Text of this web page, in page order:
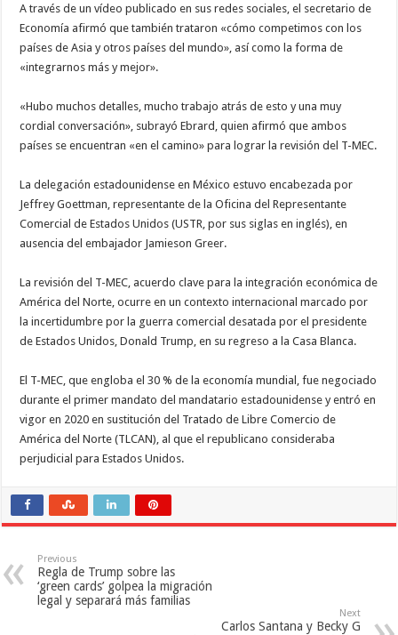
A través de un vídeo publicado en sus redes sociales, el secretario de
Economía afirmó que también trataron «cómo competimos con los
países de Asia y otros países del mundo», así como la forma de
«integrarnos más y mejor».
«Hubo muchos detalles, mucho trabajo atrás de esto y una muy
cordial conversación», subrayó Ebrard, quien afirmó que ambos
países se encuentran «en el camino» para lograr la revisión del T-MEC.
La delegación estadounidense en México estuvo encabezada por
Jeffrey Goettman, representante de la Oficina del Representante
Comercial de Estados Unidos (USTR, por sus siglas en inglés), en
ausencia del embajador Jamieson Greer.
La revisión del T-MEC, acuerdo clave para la integración económica de
América del Norte, ocurre en un contexto internacional marcado por
la incertidumbre por la guerra comercial desatada por el presidente
de Estados Unidos, Donald Trump, en su regreso a la Casa Blanca.
El T-MEC, que engloba el 30 % de la economía mundial, fue negociado
durante el primer mandato del mandatario estadounidense y entró en
vigor en 2020 en sustitución del Tratado de Libre Comercio de
América del Norte (TLCAN), al que el republicano consideraba
perjudicial para Estados Unidos.
Previous
Regla de Trump sobre las
‘green cards’ golpea la migración
legal y separará más familias
Next
Carlos Santana y Becky G